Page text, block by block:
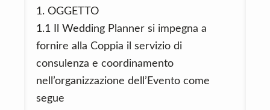
1. OGGETTO
1.1 Il Wedding Planner si impegna a
fornire alla Coppia il servizio di
consulenza e coordinamento
nell’organizzazione dell’Evento come
segue